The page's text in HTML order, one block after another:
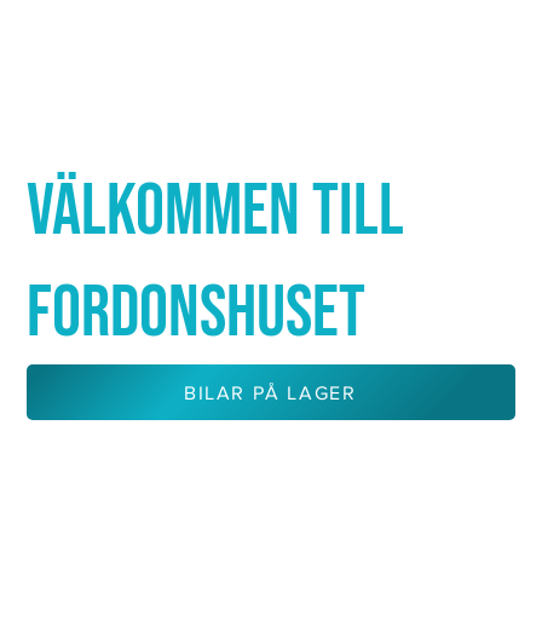
VÄLKOMMEN TILL
FORDONSHUSET
BILAR PÅ LAGER